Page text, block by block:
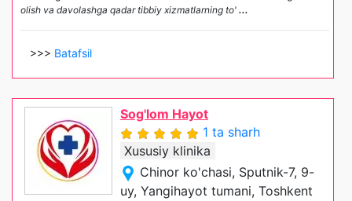
olish va davolashga qadar tibbiy xizmatlarning to' ...
>>> Batafsil
Sog'lom Hayot
1 ta sharh
Xususiy klinika
Chinor ko'chasi, Sputnik-7, 9-
uy, Yangihayot tumani, Toshkent